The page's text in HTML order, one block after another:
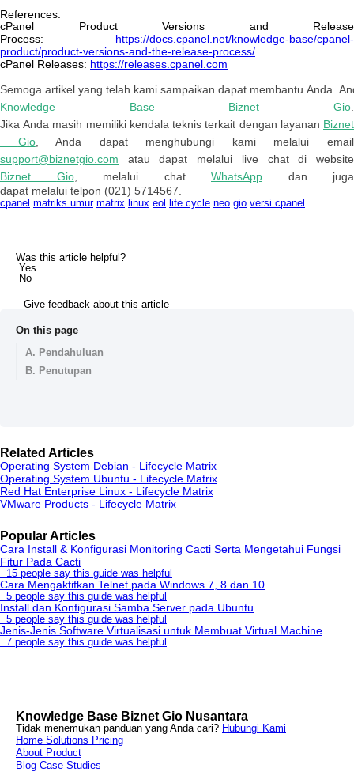
References:
cPanel
Product Versions and
Release
Process: https://docs cpanel net/knowledge-base/cpanel-
product/product-versions-and-the-release-process/
cPanel Releases: https://releases cpanel com
Semoga artikel yang telah kami sampaikan dapat membantu Anda
Knowledge
Base Biznet Gio
Jika Anda masih memiliki kendala teknis terkait dengan layanan Biznet
Gio, Anda dapat menghubungi kami melalui
email
support@biznetgio com atau dapat melalui live chat di
website
Biznet
Gio, melalui chat WhatsApp dan
juga
dapat melalui telpon (021) 5714567
cpanel matriks umur matrix linux eol life cycle neo gio versi cpanel
Was this article helpful?
Yes
No
Give feedback about this article
On this page
A. Pendahuluan
B. Penutupan
Related Articles
Operating System Debian - Lifecycle Matrix
Operating System Ubuntu - Lifecycle Matrix
Red Hat Enterprise Linux - Lifecycle Matrix
VMware Products - Lifecycle Matrix
Popular Articles
Cara Install & Konfigurasi Monitoring Cacti Serta Mengetahui Fungsi
Fitur Pada Cacti
15 people say this guide was helpful
Cara Mengaktifkan Telnet pada Windows 7, 8 dan 10
5 people say this guide was helpful
Install dan Konfigurasi Samba Server pada Ubuntu
5 people say this guide was helpful
Jenis-Jenis Software Virtualisasi untuk Membuat Virtual Machine
7 people say this guide was helpful
Knowledge Base Biznet Gio Nusantara
Tidak menemukan panduan yang Anda cari? Hubungi Kami
Home Solutions Pricing
About Product
Blog Case Studies